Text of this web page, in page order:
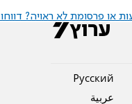
או פרסומת לא ראויה? דווחו
Pусский
عربية